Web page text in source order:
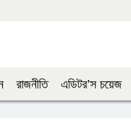
রাজনীতি এডিটর’স চয়েজ